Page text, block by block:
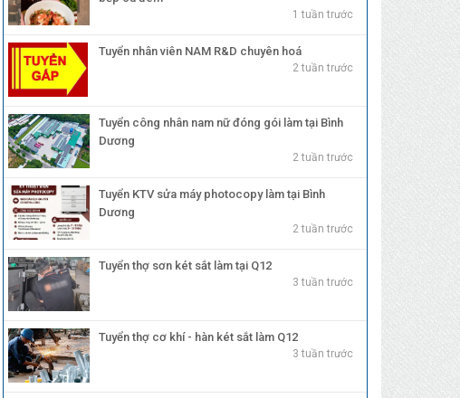
1 tuần trước
Tuyển nhân viên NAM R&D chuyên hoá
2 tuần trước
Tuyển công nhân nam nữ đóng gói làm tại Bình
Dương
2 tuần trước
Tuyển KTV sửa máy photocopy làm tại Bình
Dương
2 tuần trước
Tuyển thợ sơn két sắt làm tại Q12
3 tuần trước
Tuyển thợ cơ khí - hàn két sắt làm Q12
3 tuần trước